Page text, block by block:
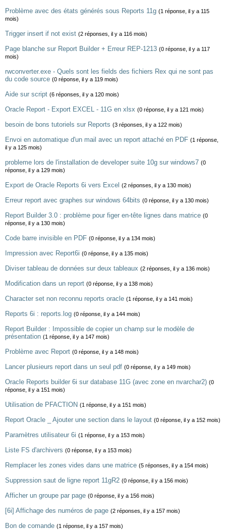
Problème avec des états générés sous Reports 11g (1 réponse, il y a 115
mois)
Trigger insert if not exist (2 réponses, il y a 116 mois)
Page blanche sur Report Builder + Erreur REP-1213 (0 réponse, il y a 117
mois)
rwconverter.exe - Quels sont les fields des fichiers Rex qui ne sont pas
du code source (0 réponse, il y a 119 mois)
Aide sur script (6 réponses, il y a 120 mois)
Oracle Report - Export EXCEL - 11G en xlsx (0 réponse, il y a 121 mois)
besoin de bons tutoriels sur Reports (3 réponses, il y a 122 mois)
Envoi en automatique d'un mail avec un report attaché en PDF (1 réponse,
il y a 125 mois)
probleme lors de l'installation de developer suite 10g sur windows7 (0
réponse, il y a 129 mois)
Export de Oracle Reports 6i vers Excel (2 réponses, il y a 130 mois)
Erreur report avec graphes sur windows 64bits (0 réponse, il y a 130 mois)
Report Builder 3.0 : problème pour figer en-tête lignes dans matrice (0
réponse, il y a 130 mois)
Code barre invisible en PDF (0 réponse, il y a 134 mois)
Impression avec Report6i (0 réponse, il y a 135 mois)
Diviser tableau de données sur deux tableaux (2 réponses, il y a 136 mois)
Modification dans un report (0 réponse, il y a 138 mois)
Character set non reconnu reports oracle (1 réponse, il y a 141 mois)
Reports 6i : reports.log (0 réponse, il y a 144 mois)
Report Builder : Impossible de copier un champ sur le modèle de
présentation (1 réponse, il y a 147 mois)
Problème avec Report (0 réponse, il y a 148 mois)
Lancer plusieurs report dans un seul pdf (0 réponse, il y a 149 mois)
Oracle Reports builder 6i sur database 11G (avec zone en nvarchar2) (0
réponse, il y a 151 mois)
Utilisation de PFACTION (1 réponse, il y a 151 mois)
Report Oracle _ Ajouter une section dans le layout (0 réponse, il y a 152 mois)
Paramètres utilisateur 6i (1 réponse, il y a 153 mois)
Liste FS d'archivers (0 réponse, il y a 153 mois)
Remplacer les zones vides dans une matrice (5 réponses, il y a 154 mois)
Suppression saut de ligne report 11gR2 (0 réponse, il y a 156 mois)
Afficher un groupe par page (0 réponse, il y a 156 mois)
[6i] Affichage des numéros de page (2 réponses, il y a 157 mois)
Bon de comande (1 réponse, il y a 157 mois)